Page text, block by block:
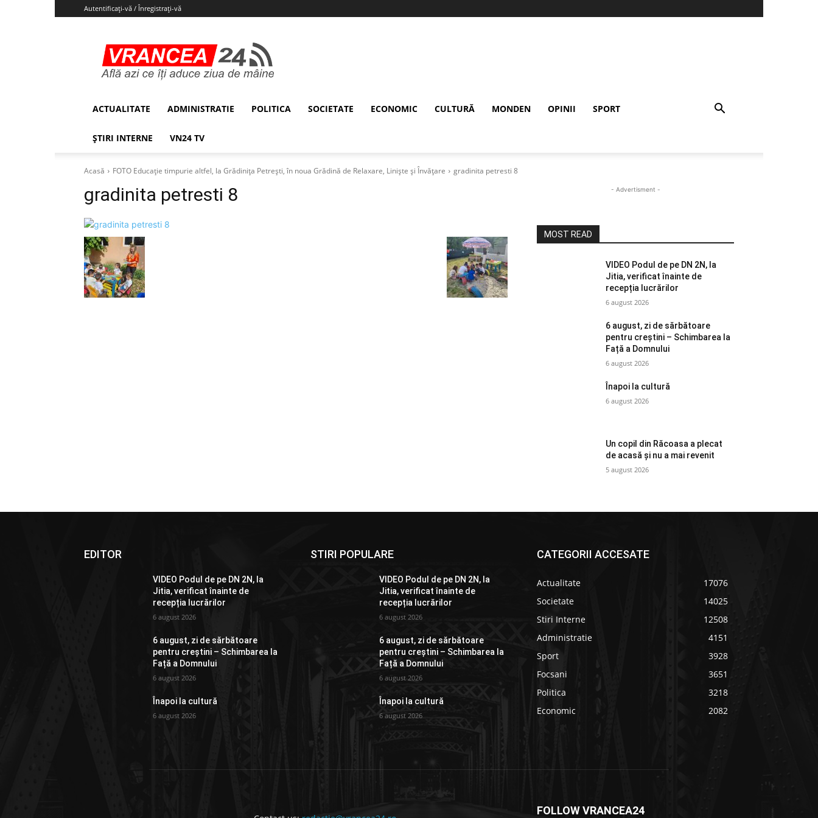
Autentificați-vă / Înregistrați-vă
ACTUALITATE ADMINISTRATIE POLITICA SOCIETATE ECONOMIC CULTURĂ MONDEN OPINII SPORT
ȘTIRI INTERNE VN24 TV
Acasă FOTO Educație timpurie altfel, la Grădinița Petrești, în noua Grădină de Relaxare, Liniște și Învățare gradinita petresti 8
gradinita petresti 8 - Advertisment -
MOST READ
VIDEO Podul de pe DN 2N, la
Jitia, verificat înainte de
recepția lucrărilor
6 august 2026
6 august, zi de sărbătoare
pentru creștini – Schimbarea la
Față a Domnului
6 august 2026
Înapoi la cultură
6 august 2026
Un copil din Răcoasa a plecat
de acasă și nu a mai revenit
5 august 2026
EDITOR
VIDEO Podul de pe DN 2N, la
Jitia, verificat înainte de
recepția lucrărilor
6 august 2026
6 august, zi de sărbătoare
pentru creștini – Schimbarea la
Față a Domnului
6 august 2026
Înapoi la cultură
6 august 2026
STIRI POPULARE
VIDEO Podul de pe DN 2N, la
Jitia, verificat înainte de
recepția lucrărilor
6 august 2026
6 august, zi de sărbătoare
pentru creștini – Schimbarea la
Față a Domnului
6 august 2026
Înapoi la cultură
6 august 2026
CATEGORII ACCESATE
Actualitate
17076
Societate
14025
Stiri Interne
12508
Administratie
4151
Sport
3928
Focsani
3651
Politica
3218
Economic
2082
FOLLOW VRANCEA24